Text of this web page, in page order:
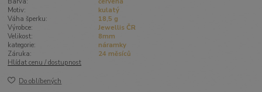
Motiv:
kulatý
Váha šperku:
18,5 g
Výrobce:
Jewellis ČR
Velikost:
8mm
kategorie:
náramky
Záruka:
24 měsíců
Hlídat cenu / dostupnost
Do oblíbených